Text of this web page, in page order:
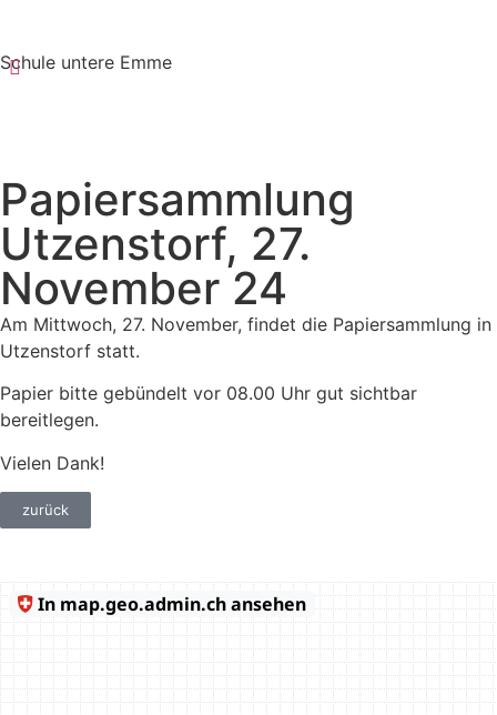
Schule untere Emme
Papiersammlung
Utzenstorf, 27.
November 24
Am Mittwoch, 27. November, findet die Papiersammlung in
Utzenstorf statt.
Papier bitte gebündelt vor 08.00 Uhr gut sichtbar
bereitlegen.
Vielen Dank!
zurück